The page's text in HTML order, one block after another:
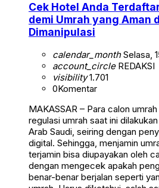
Cek Hotel Anda
demi Umrah yang Aman
Dimanipulasi
calendar_monthSelasa,
account_circleREDAKSI
visibility1.701
0Komentar
MAKASSAR – Para calon
regulasi umrah saat ini
Arab Saudi, seiring dengan
digital. Sehingga, menjamin
terjamin bisa diupayakan oleh
dengan mengecek apakah
benar-benar berjalan seperti